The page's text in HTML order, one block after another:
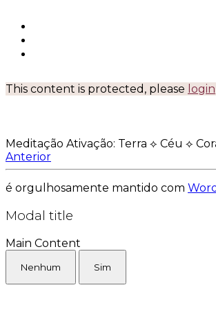
This content is protected, please login
Meditação Ativação: Terra ⟡ Céu ⟡
Anterior
é orgulhosamente mantido com
Modal title
Main Content
Nenhum Sim